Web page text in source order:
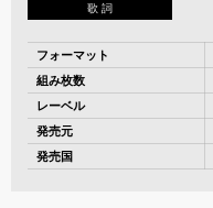
歌 詞
フォーマット
組み枚数
レーベル
発売元
発売国